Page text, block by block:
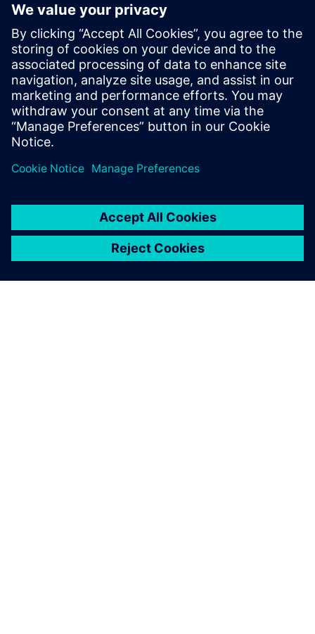
Surgical Room Efficiency (SRE)
Uma solução de software finalizada para melhorar a
eficiência e a segurança em ambientes de salas cirúrgicas
aumentando também a segurança dos doentes e do
pessoal clínico
Saiba mais